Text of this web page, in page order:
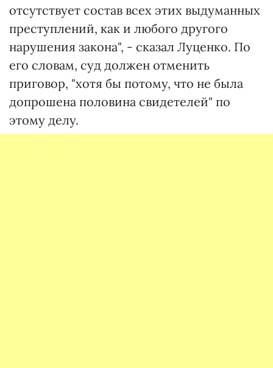
отсутствует состав всех этих выдуманных
преступлений, как и любого другого
нарушения закона", - сказал Луценко. По
его словам, суд должен отменить
приговор, "хотя бы потому, что не была
допрошена половина свидетелей" по
этому делу.